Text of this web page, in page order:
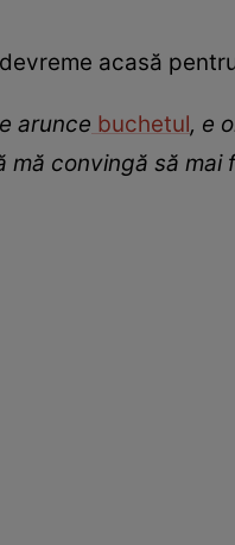
acasă
arunce buchetul, e
mă convingă să mai